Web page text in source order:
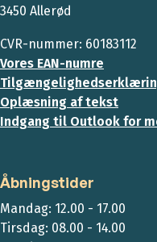
3450 Allerød
CVR-nummer: 60183112
Vores EAN-numre
Oplæsning af tekst
Indgang til Outlook for
Åbningstider
Mandag: 12.00 - 17.00
Tirsdag: 08.00 - 14.00